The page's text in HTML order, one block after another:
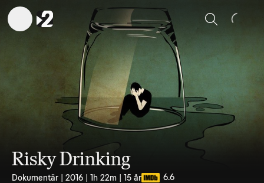
Sök
Risky Drinking
Dokumentär | 2016 | 1h 22m | 15 år 6.6